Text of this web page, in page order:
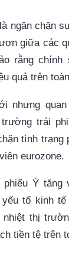
ngăn chặn
giữa các
rằng chính
quả trên
nhưng
trái
tình trạng
eurozone.
Ý tăng
tố kinh
nhiệt thị
tiền tệ trên